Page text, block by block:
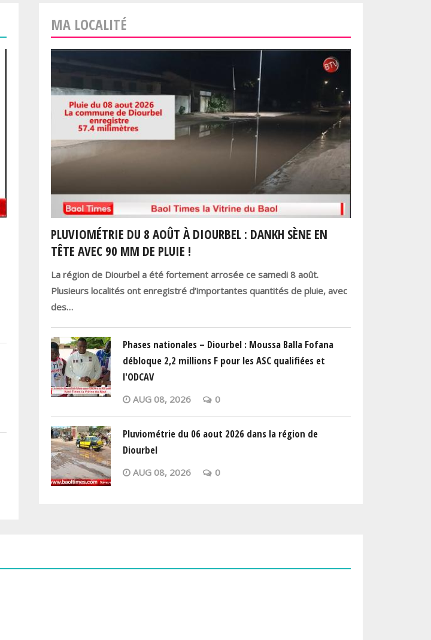
MA LOCALITÉ
PLUVIOMÉTRIE DU 8 AOÛT À DIOURBEL : DANKH SÈNE EN
TÊTE AVEC 90 MM DE PLUIE !
La région de Diourbel a été fortement arrosée ce samedi 8 août.
Plusieurs localités ont enregistré d’importantes quantités de pluie, avec
des…
Phases nationales – Diourbel : Moussa Balla Fofana
débloque 2,2 millions F pour les ASC qualifiées et
l'ODCAV
AUG 08, 2026 0
Pluviométrie du 06 aout 2026 dans la région de
Diourbel
AUG 08, 2026 0